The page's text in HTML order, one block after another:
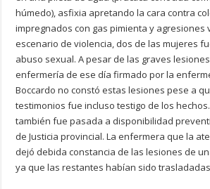
húmedo), asfixia apretando la cara contra
impregnados con gas pimienta y agresiones
escenario de violencia, dos de las mujeres
abuso sexual. A pesar de las graves
enfermería de ese día firmado por la
Boccardo no constó estas lesiones pese a
testimonios fue incluso testigo de los
también fue pasada a disponibilidad
de Justicia provincial. La enfermera que la
dejó debida constancia de las lesiones de
ya que las restantes habían sido